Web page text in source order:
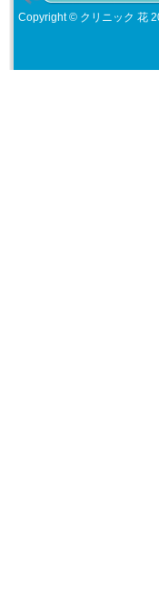
Copyright © クリニック 花